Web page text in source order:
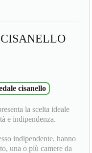
cisanello
la scelta ideale
e indipendenza.
indipendente, hanno
una o più camere da